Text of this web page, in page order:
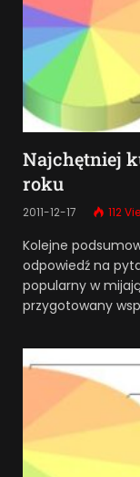
Najchętniej
roku
2011-12-17 112
Kolejne
odpowiedź na
popularny w
przygotowany